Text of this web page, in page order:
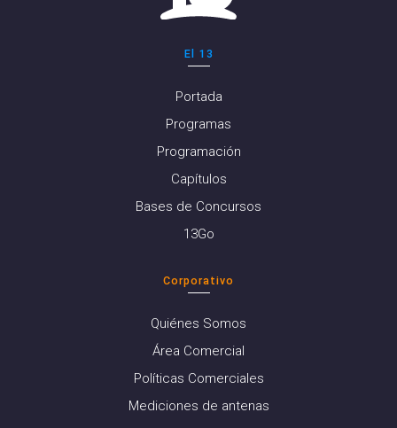
El 13
Portada
Programas
Programación
Capítulos
Bases de Concursos
13Go
Corporativo
Quiénes Somos
Área Comercial
Políticas Comerciales
Mediciones de antenas